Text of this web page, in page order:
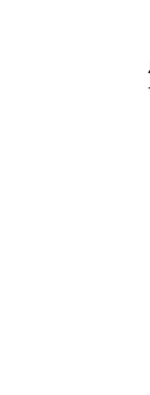
一